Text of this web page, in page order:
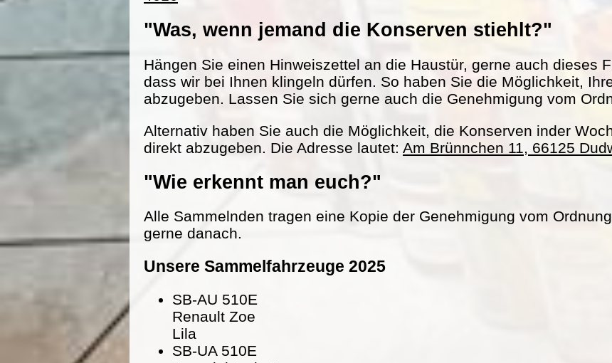
"Was, wenn jemand die Konserven stiehlt?"
Hängen Sie einen Hinweiszettel an die Haustür, gerne auch dieses
dass wir bei Ihnen klingeln dürfen. So haben Sie die Möglichkeit,
abzugeben. Lassen Sie sich gerne auch die Genehmigung vom
Alternativ haben Sie auch die Möglichkeit, die Konserven inder
direkt abzugeben. Die Adresse lautet: Am Brünnchen 11, 66125
"Wie erkennt man euch?"
Alle Sammelnden tragen eine Kopie der Genehmigung vom
gerne danach.
Unsere Sammelfahrzeuge 2025
SB-AU 510E
Renault Zoe
Lila
SB-UA 510E